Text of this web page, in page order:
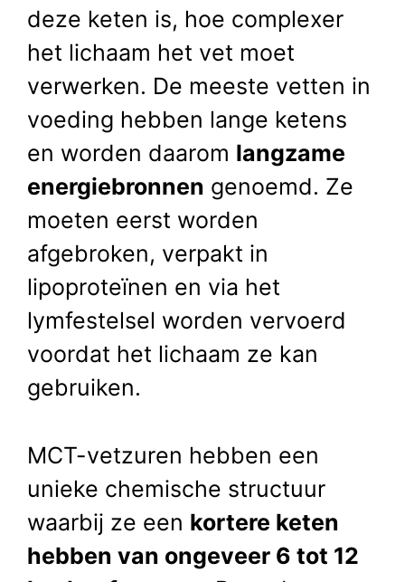
deze keten is, hoe complexer
het lichaam het vet moet
verwerken. De meeste vetten in
voeding hebben lange ketens
en worden daarom langzame
energiebronnen genoemd. Ze
moeten eerst worden
afgebroken, verpakt in
lipoproteïnen en via het
lymfestelsel worden vervoerd
voordat het lichaam ze kan
gebruiken.
MCT-vetzuren hebben een
unieke chemische structuur
waarbij ze een kortere keten
hebben van ongeveer 6 tot 12